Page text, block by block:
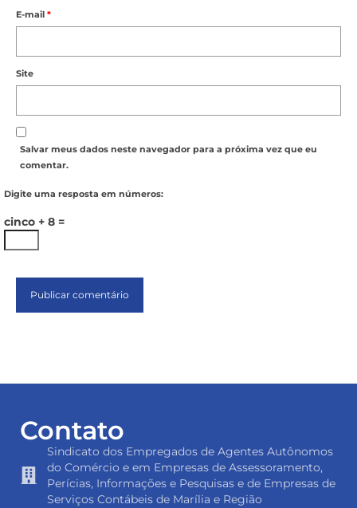
E-mail *
Site
Salvar meus dados neste navegador para a próxima vez que eu
comentar.
Digite uma resposta em números:
cinco + 8 =
Contato
Sindicato dos Empregados de Agentes Autônomos
do Comércio e em Empresas de Assessoramento,
Perícias, Informações e Pesquisas e de Empresas de
Serviços Contábeis de Marília e Região